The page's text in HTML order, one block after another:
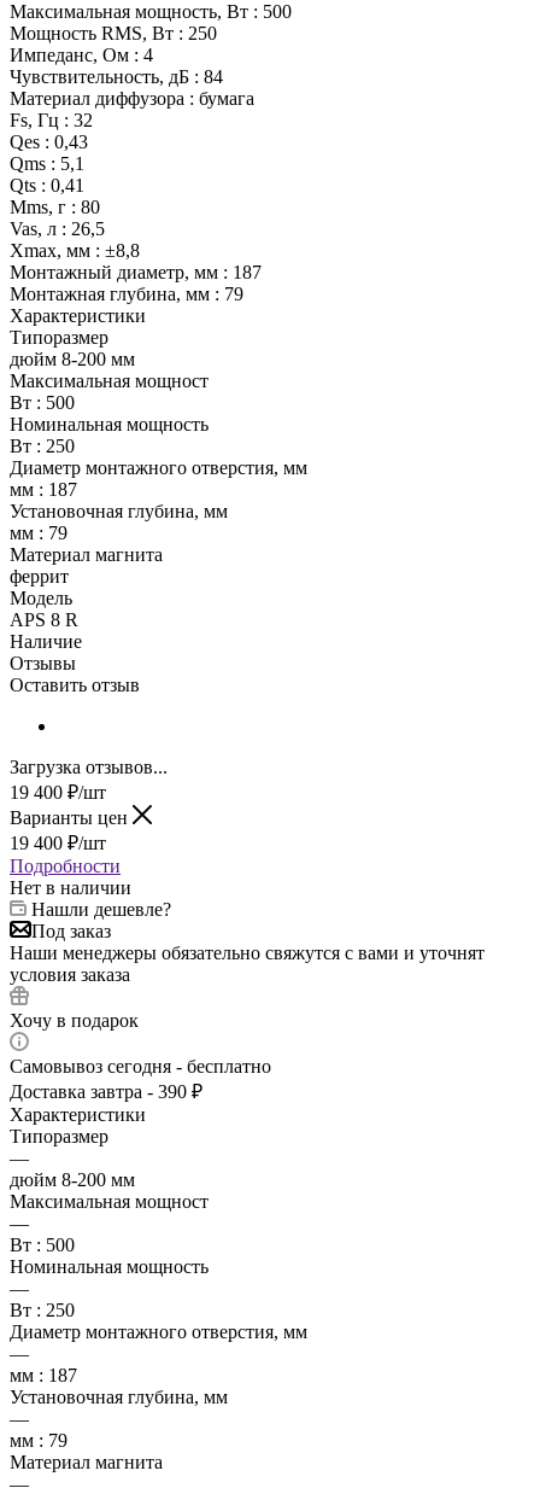
Максимальная мощность, Вт : 500
Мощность RMS, Вт : 250
Импеданс, Ом : 4
Чувствительность, дБ : 84
Материал диффузора : бумага
Fs, Гц : 32
Qes : 0,43
Qms : 5,1
Qts : 0,41
Mms, г : 80
Vas, л : 26,5
Xmax, мм : ±8,8
Монтажный диаметр, мм : 187
Монтажная глубина, мм : 79
Характеристики
Типоразмер
дюйм 8-200 мм
Максимальная мощност
Вт : 500
Номинальная мощность
Вт : 250
Диаметр монтажного отверстия, мм
мм : 187
Установочная глубина, мм
мм : 79
Материал магнита
феррит
Модель
APS 8 R
Наличие
Отзывы
Оставить отзыв
Загрузка отзывов...
19 400 ₽/шт
Варианты цен
19 400 ₽/шт
Подробности
Нет в наличии
Нашли дешевле?
Под заказ
Наши менеджеры обязательно свяжутся с вами и уточнят
условия заказа
Хочу в подарок
Самовывоз сегодня - бесплатно
Доставка завтра - 390 ₽
Характеристики
Типоразмер
—
дюйм 8-200 мм
Максимальная мощност
—
Вт : 500
Номинальная мощность
—
Вт : 250
Диаметр монтажного отверстия, мм
—
мм : 187
Установочная глубина, мм
—
мм : 79
Материал магнита